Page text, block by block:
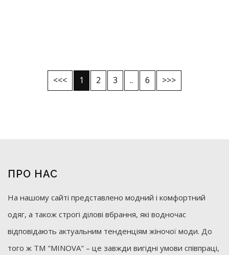
<<< 1 2 3 .. 6 >>>
ПРО НАС
На нашому сайті представлено модний і комфортний
одяг, а також строгі ділові вбрання, які водночас
відповідають актуальним тенденціям жіночої моди. До
того ж ТМ "MINOVA" – це завжди вигідні умови співпраці,